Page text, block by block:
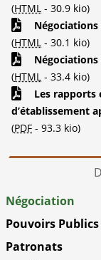
(HTML - 30.9 kio)
(HTML - 30.1 kio)
(HTML - 33.4 kio)
Les rapports
d’établissement
(PDF - 93.3 kio)
Négociation
Pouvoirs Publics
Patronats